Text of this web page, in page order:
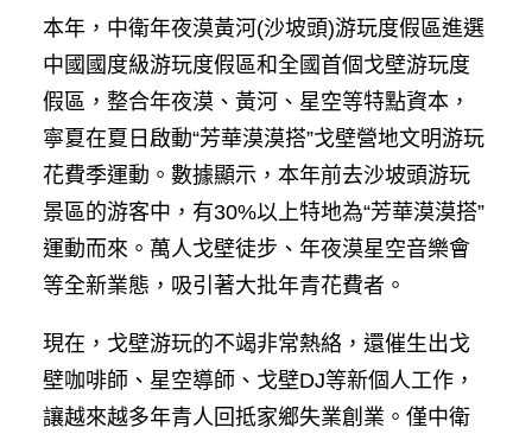
本年，中衛年夜漠黃河(沙坡頭)游玩度假區進選
中國國度級游玩度假區和全國首個戈壁游玩度
假區，整合年夜漠、黃河、星空等特點資本，
寧夏在夏日啟動“芳華漠漠搭”戈壁營地文明游玩
花費季運動。數據顯示，本年前去沙坡頭游玩
景區的游客中，有30%以上特地為“芳華漠漠搭”
運動而來。萬人戈壁徒步、年夜漠星空音樂會
等全新業態，吸引著大批年青花費者。
現在，戈壁游玩的不竭非常熱絡，還催生出戈
壁咖啡師、星空導師、戈壁DJ等新個人工作，
讓越來越多年青人回抵家鄉失業創業。僅中衛